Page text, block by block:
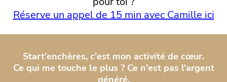
Réserve un appel de 15 min avec Camille ici
Start'enchères, c'est mon activité de cœur.
Ce qui me touche le plus ? Ce n'est pas l'argent
généré.